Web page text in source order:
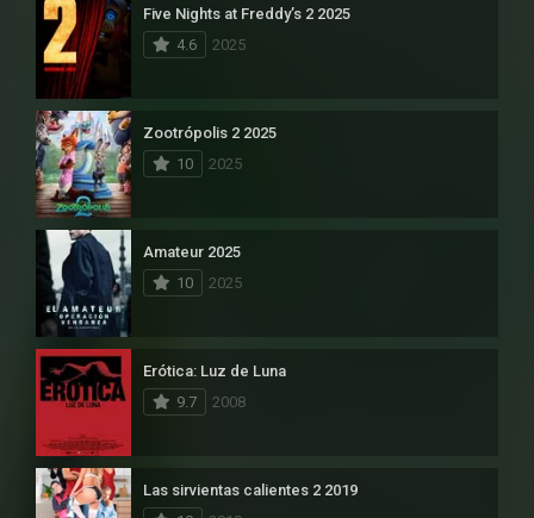
Five Nights at Freddy’s 2 2025
4.6
2025
Zootrópolis 2 2025
10
2025
Amateur 2025
10
2025
Erótica: Luz de Luna
9.7
2008
Las sirvientas calientes 2 2019